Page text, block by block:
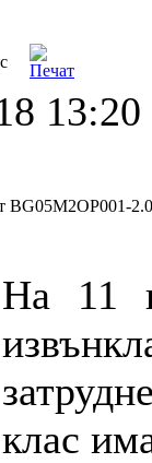
13:20
BG05M2OP001-
На 11
клас